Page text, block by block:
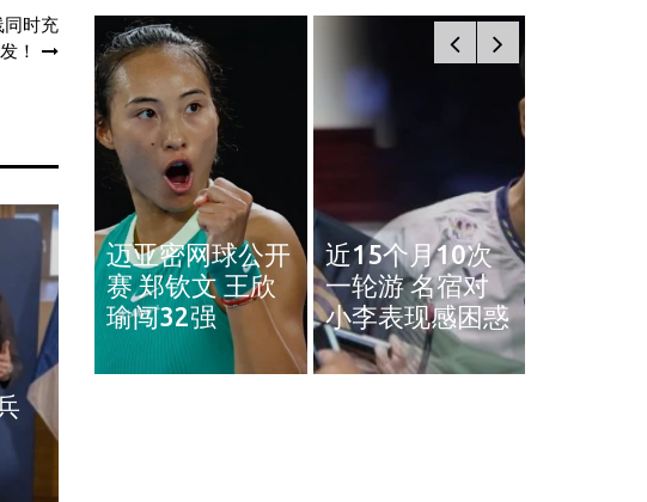
同时充
！
威
公开
王欣
近15个月10次
一轮游 名宿对
小李表现感困惑
奥斯汀网球赛｜
王雅繁袁悦会师
4强 中国锁定女
单4强门票